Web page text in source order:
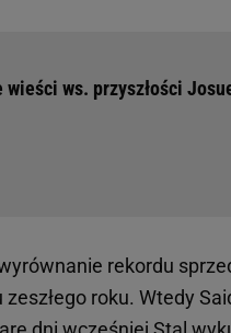
wieści ws. przyszłości
rekordu
roku. Wtedy